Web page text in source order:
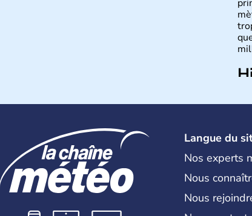
Langue du
Nos experts
Nous
Nous